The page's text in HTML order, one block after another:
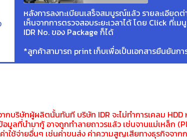
หลังการลงทะเบียนเสร็จสมบูรณ์แล้ว รายละเอียด
เห็นจากการตรวจสอบระยะเวลาได้ โดย Click ที่เม
IDR No. ของ Package ก็ได้
*ลูกค้าสามารถ print เก็บเพื่อเป็นเอกสารยืนยันกา
บริษัทผู้ผลิตนั้นทันที บริษัท IDR จะไม่ทำการเคลม HDD
มูลที่นำมากู้ อาจถูกทำลายถาวรแล้ว เช่นจานแม่เหล็ก
ใช้จ่ายอื่นๆ เช่นค่าขนส่ง ค่าความสูญเสียทางธุรกิจจา